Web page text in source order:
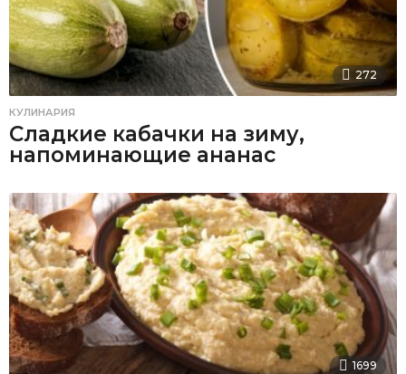
272
КУЛИНАРИЯ
Сладкие кабачки на зиму,
напоминающие ананас
1699